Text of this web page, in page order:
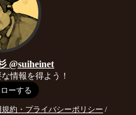
@suiheinet
情報を得よう！
規約・プライバシーポリシー /